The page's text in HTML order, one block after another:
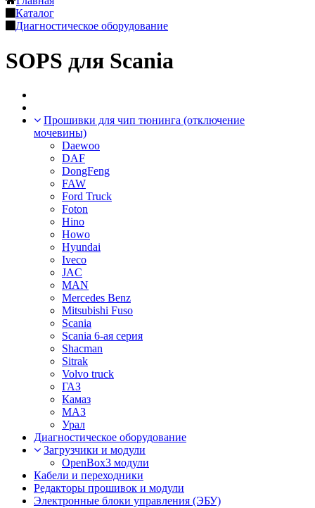
Каталог
Диагностическое оборудование
SOPS для Scania
Прошивки для чип тюнинга (отключение
мочевины)
Daewoo
DAF
DongFeng
FAW
Ford Truck
Foton
Hino
Howo
Hyundai
Iveco
JAC
MAN
Mercedes Benz
Mitsubishi Fuso
Scania
Scania 6-ая серия
Shacman
Sitrak
Volvo truck
ГАЗ
Камаз
МАЗ
Урал
Диагностическое оборудование
Загрузчики и модули
OpenBox3 модули
Кабели и переходники
Редакторы прошивок и модули
Электронные блоки управления (ЭБУ)